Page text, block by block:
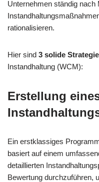
Unternehmen ständig
rationalisieren.
Hier sind 3 solide
Instandhaltung (WCM):
Erstellung
Ein erstklassiges
basiert auf einem
detaillierten
Bewertung durchzuführen,